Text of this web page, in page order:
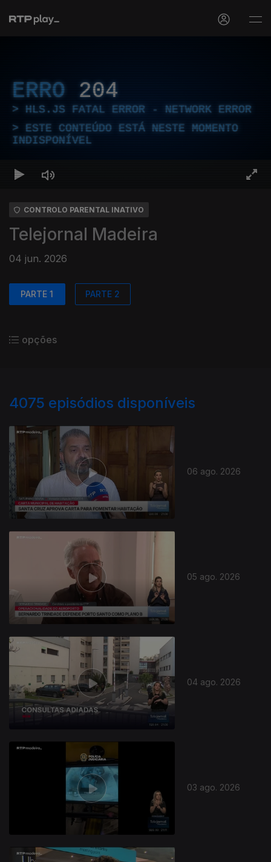
ERRO 204
HLS.JS FATAL ERROR - NETWORK ERROR
ESTE CONTEÚDO ESTÁ NESTE MOMENTO
INDISPONÍVEL
CONTROLO PARENTAL INATIVO
Telejornal Madeira
04 jun. 2026
PARTE 1 PARTE 2
opções
4075 episódios disponíveis
06 ago. 2026
05 ago. 2026
04 ago. 2026
03 ago. 2026